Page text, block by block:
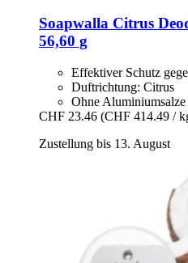
Soapwalla Citrus
56,60 g
Effektiver Schutz
Duftrichtung: Citrus
Ohne
CHF 23.46 (CHF 414.49 /
Zustellung bis 13. August